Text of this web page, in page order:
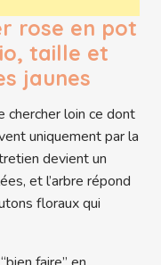
rose en pot
taille et
jaunes
chercher loin ce dont
uniquement par la
devient un
et l’arbre répond
floraux qui